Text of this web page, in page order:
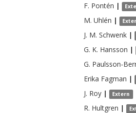
F. Pontén |
M. Uhlén |
J. M. Schwenk |
G. K. Hansson |
G. Paulsson-
Erika Fagman |
J. Roy | Extern
R. Hultgren |